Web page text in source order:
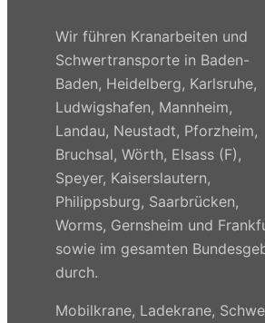
Wir führen Kranarbeiten und
Schwertransporte in Baden-
Baden, Heidelberg, Karlsruhe,
Ludwigshafen, Mannheim,
Landau, Neustadt, Pforzheim,
Bruchsal, Wörth, Elsass (F),
Speyer, Kaiserslautern,
Philippsburg, Saarbrücken,
Worms, Gernsheim und
sowie im gesamten
durch.
Mobilkrane, Ladekrane,